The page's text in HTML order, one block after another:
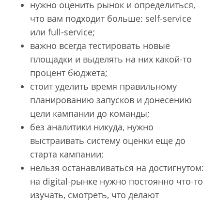
нужно оценить рынок и определиться,
что вам подходит больше: self-service
или full-service;
важно всегда тестировать новые
площадки и выделять на них какой-то
процент бюджета;
стоит уделить время правильному
планированию запусков и донесению
цели кампании до команды;
без аналитики никуда, нужно
выстраивать систему оценки еще до
старта кампании;
нельзя останавливаться на достигнутом:
на digital-рынке нужно постоянно что-то
изучать, смотреть, что делают